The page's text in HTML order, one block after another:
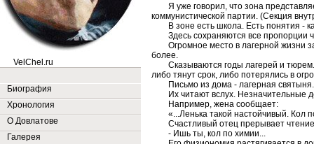
VelChel.ru
Биография
Хронология
О Довлатове
Галерея
Я уже говорил, что зона
коммунистической партии. (Секция
В зоне есть школа. Есть понятия -
Здесь сохраняются все пропорции
Огромное место в лагерной жизни
более.
Сказываются годы лагерей и
либо тянут срок, либо потерялись в
Письмо из дома - лагерная
Их читают вслух. Незначительные
Например, жена сообщает:
«...Ленька такой настойчивый. Кол
Счастливый отец прерывает
- Ишь ты, кол по химии...